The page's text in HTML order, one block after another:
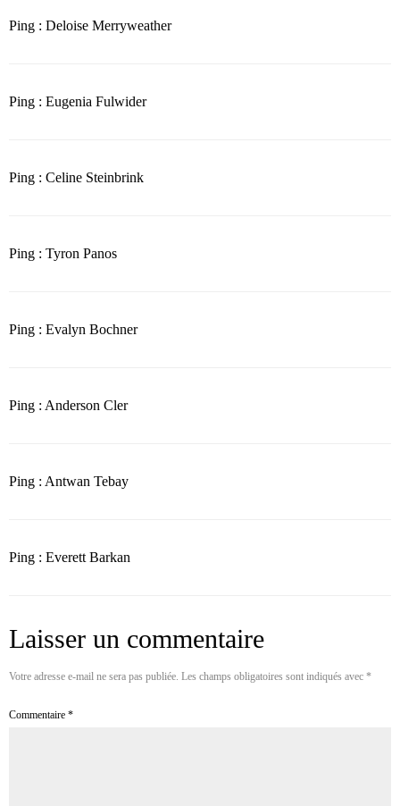
Ping : Deloise Merryweather
Ping : Eugenia Fulwider
Ping : Celine Steinbrink
Ping : Tyron Panos
Ping : Evalyn Bochner
Ping : Anderson Cler
Ping : Antwan Tebay
Ping : Everett Barkan
Laisser un commentaire
Votre adresse e-mail ne sera pas publiée. Les champs obligatoires sont indiqués avec *
Commentaire *